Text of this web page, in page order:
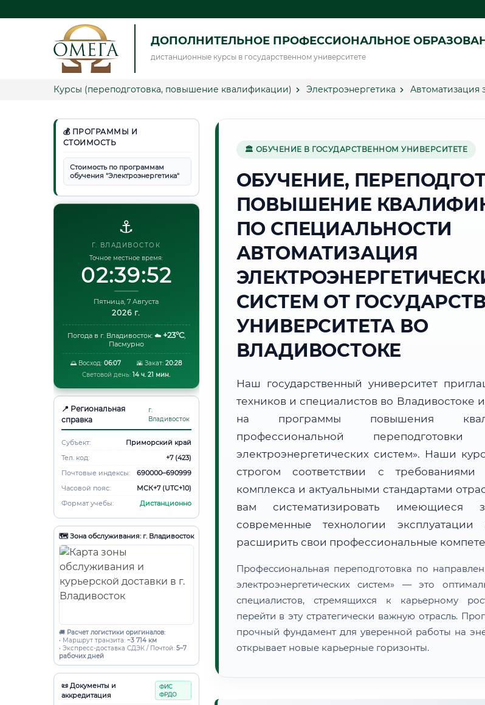
ДОПОЛНИТЕЛЬНОЕ ПРОФЕССИОНАЛЬНОЕ
дистанционные курсы в государственном университете
Курсы (переподготовка, повышение квалификации) Электроэнергетика Автоматизация
💰 ПРОГРАММЫ И
СТОИМОСТЬ
Стоимость по программам
обучения "Электроэнергетика"
⚓
Г. ВЛАДИВОСТОК
Точное местное время:
02:39:53
Пятница, 7 Августа
2026 г.
Погода в г. Владивосток: ☁️ +23°C,
Пасмурно
🌅 Восход: 06:07 🌇 Закат:20:28
Световой день: 14 ч. 21 мин.
📍 Региональная
справка
г.
Владивосток
Субъект:
Приморский край
Тел. код:
+7 (423)
Почтовые индексы:
690000–690999
Часовой пояс:
МСК+7 (UTC+10)
Формат учебы:
Дистанционно
🗺️ Зона обслуживания: г. Владивосток
🚚 Расчет логистики оригиналов:
• Маршрут транзита: ~3 714 км
• Экспресс-доставка СДЭК / Почтой: 5–7
рабочих дней
📜 Документы и
аккредитация
ФИС
ФРДО
🏛 ОБУЧЕНИЕ В ГОСУДАРСТВЕННОМ УНИВЕРСИТЕТЕ
ОБУЧЕНИЕ,
ПОВЫШЕНИЕ
ПО СПЕЦИАЛЬНОСТИ
АВТОМАТИЗАЦИЯ
СИСТЕМ ОТ
УНИВЕРСИТЕТА ВО
ВЛАДИВОСТОКЕ
Наш государственный университет
техников и специалистов во Владивостоке
на программы повышения
профессиональной переподготовки
электроэнергетических систем». Наши
строгом соответствии с требованиями
комплекса и актуальными стандартами
вам систематизировать имеющиеся
современные технологии эксплуатации
расширить свои профессиональные
Профессиональная переподготовка по
электроэнергетических систем» — это
специалистов, стремящихся к карьерному
перейти в эту стратегически важную отрасль.
прочный фундамент для уверенной работы на
открывает новые карьерные горизонты.